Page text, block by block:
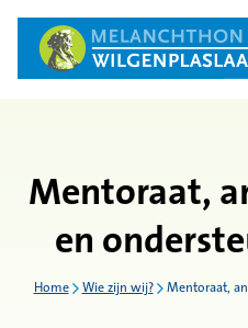
Mentoraat,
en
Home Wie zijn wij? Mentoraat,